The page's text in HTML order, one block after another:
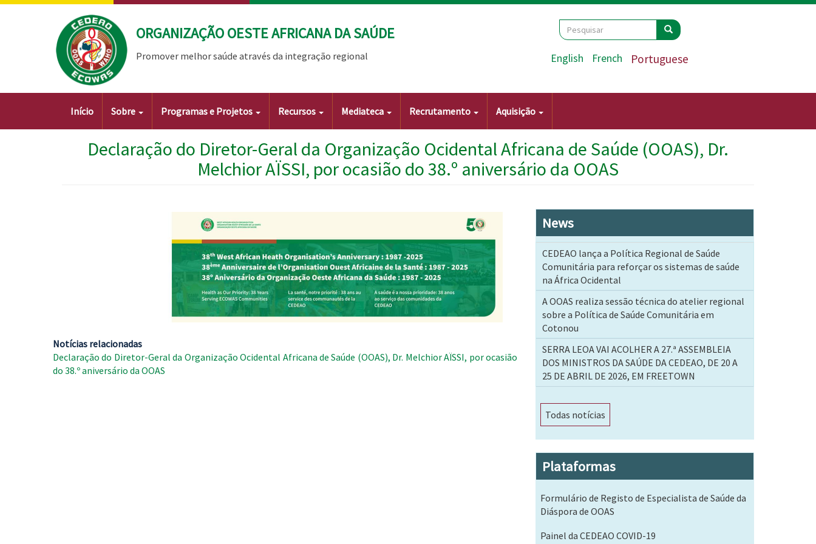
Passar
ORGANIZAÇÃO OESTE AFRICANA DA SAÚDE
Promover melhor saúde através da integração regional
Search
Pesquisar Pesquisar
English French Portuguese
Main
Início Sobre Programas e Projetos Recursos Mediateca Recrutamento Aquisição
Declaração do Diretor-Geral da Organização Ocidental Africana de Saúde (OOAS), Dr.
Melchior AÏSSI, por ocasião do 38.º aniversário da OOAS
Notícias relacionadas
Declaração do Diretor-Geral da Organização Ocidental Africana de Saúde (OOAS), Dr. Melchior AÏSSI, por ocasião
do 38.º aniversário da OOAS
News
CEDEAO lança a Política Regional de Saúde
Comunitária para reforçar os sistemas de saúde
na África Ocidental
A OOAS realiza sessão técnica do atelier regional
sobre a Política de Saúde Comunitária em
Cotonou
SERRA LEOA VAI ACOLHER A 27.ª ASSEMBLEIA
DOS MINISTROS DA SAÚDE DA CEDEAO, DE 20 A
25 DE ABRIL DE 2026, EM FREETOWN
Todas notícias
Plataformas
Formulário de Registo de Especialista de Saúde da
Diáspora de OOAS
Painel da CEDEAO COVID-19